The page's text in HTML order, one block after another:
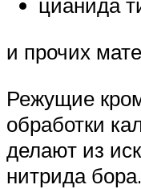
цианида
и прочих
Режущие
обработки
делают из
нитрида бора.